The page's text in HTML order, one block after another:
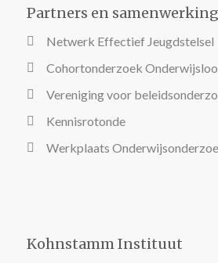
Partners en
Netwerk Effectief Jeugdstelsel
Cohortonderzoek
Vereniging voor
Kennisrotonde
Werkplaats
Kohnstamm Instituut